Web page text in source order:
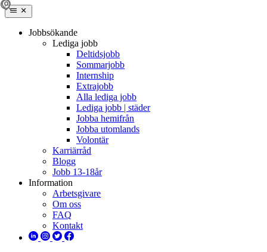
Jobbsökande
Lediga jobb
Deltidsjobb
Sommarjobb
Internship
Extrajobb
Alla lediga jobb
Lediga jobb | städer
Jobba hemifrån
Jobba utomlands
Volontär
Karriärråd
Blogg
Jobb 13-18år
Information
Arbetsgivare
Om oss
FAQ
Kontakt